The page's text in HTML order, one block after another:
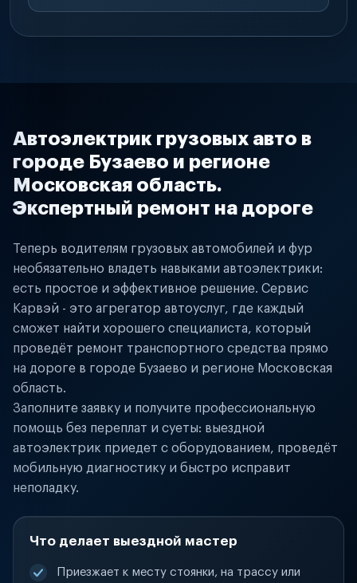
Автоэлектрик грузовых авто в
городе Бузаево и регионе
Московская область.
Экспертный ремонт на дороге
Теперь водителям грузовых автомобилей и фур
необязательно владеть навыками автоэлектрики:
есть простое и эффективное решение. Сервис
Карвэй - это агрегатор автоуслуг, где каждый
сможет найти хорошего специалиста, который
проведёт ремонт транспортного средства прямо
на дороге в городе Бузаево и регионе Московская
область.
Заполните заявку и получите профессиональную
помощь без переплат и суеты: выездной
автоэлектрик приедет с оборудованием, проведёт
мобильную диагностику и быстро исправит
неполадку.
Что делает выездной мастер
Приезжает к месту стоянки, на трассу или